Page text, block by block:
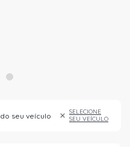
3
do seu veículo
SELECIONE
SEU VEÍCULO